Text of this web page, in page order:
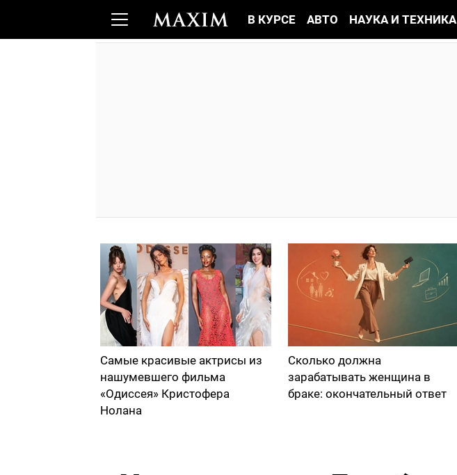
В КУРСЕ АВТО НАУКА И ТЕХНИКА
Самые красивые актрисы из
нашумевшего фильма
«Одиссея» Кристофера
Нолана
Сколько должна
зарабатывать женщина в
браке: окончательный ответ